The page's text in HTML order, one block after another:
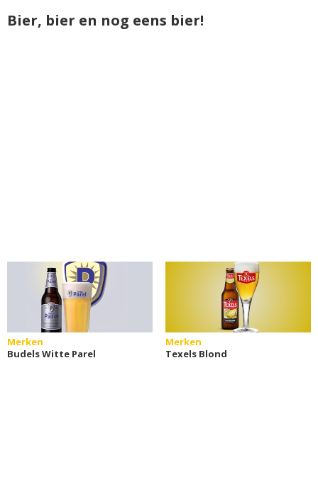
Bier, bier en nog eens bier!
Merken
Budels Witte Parel
Merken
Texels Blond